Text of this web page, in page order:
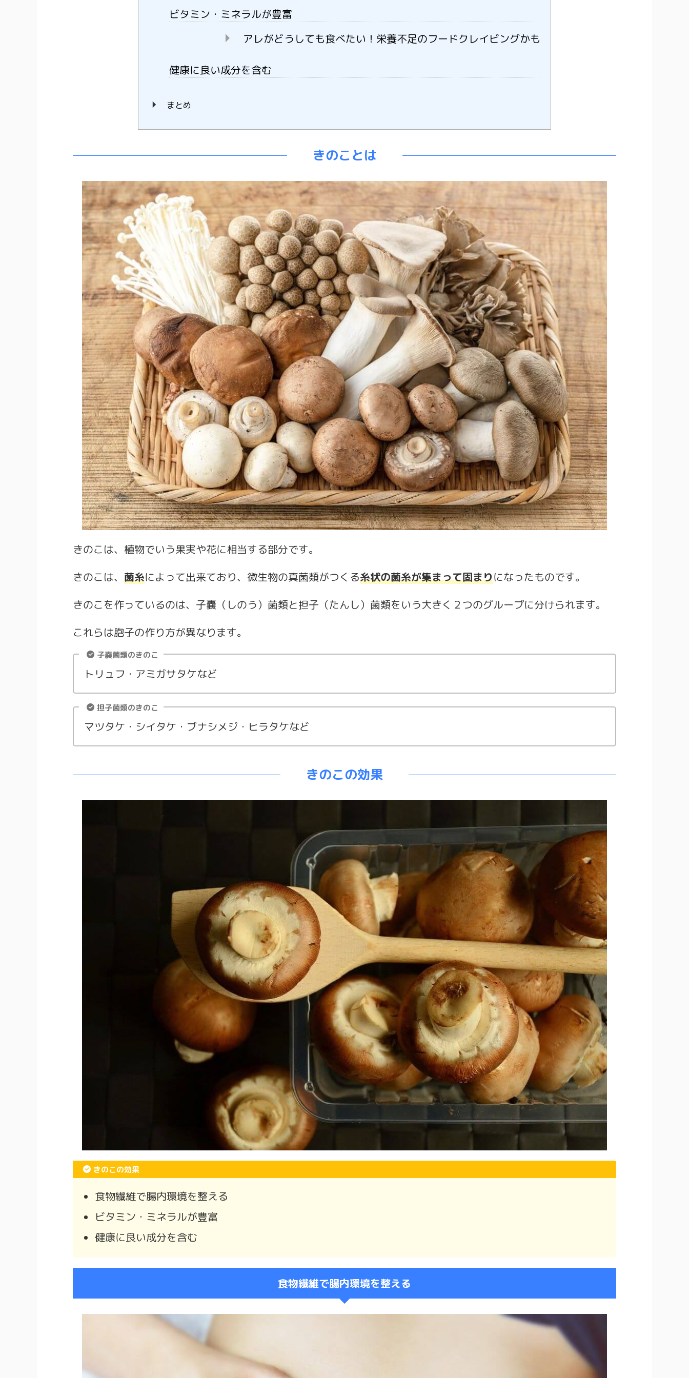
ビタミン・ミネラルが豊富
アレがどうしても食べたい！栄養不足のフードクレイビングかも
健康に良い成分を含む
まとめ
きのことは
きのこは、植物でいう果実や花に相当する部分です。
きのこは、 菌糸によって出来ており、微生物の真菌類がつくる糸状の菌糸が集まって固まりになったものです。
きのこを作っているのは、子嚢（しのう）菌類と担子（たんし）菌類をいう大きく２つのグループに分けられます。
これらは胞子の作り方が異なります。
子嚢菌類のきのこ
トリュフ・アミガサタケなど
担子菌類のきのこ
マツタケ・シイタケ・ブナシメジ・ヒラタケなど
きのこの効果
きのこの効果
食物繊維で腸内環境を整える
ビタミン・ミネラルが豊富
健康に良い成分を含む
食物繊維で腸内環境を整える